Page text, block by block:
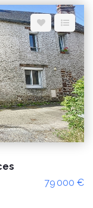
aménagée et
. Au deuxième :
salle de bains et
une suite
Par l'accès
niveau avec un
sur trois niveaux
d'énergie pour un
/ an Date de
pour établir cette
Géorisques :
79 000 €